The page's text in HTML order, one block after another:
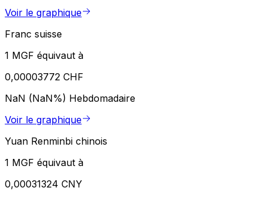
Voir le graphique
Franc suisse
1 MGF équivaut à
0,00003772 CHF
NaN (NaN%) Hebdomadaire
Voir le graphique
Yuan Renminbi chinois
1 MGF équivaut à
0,00031324 CNY